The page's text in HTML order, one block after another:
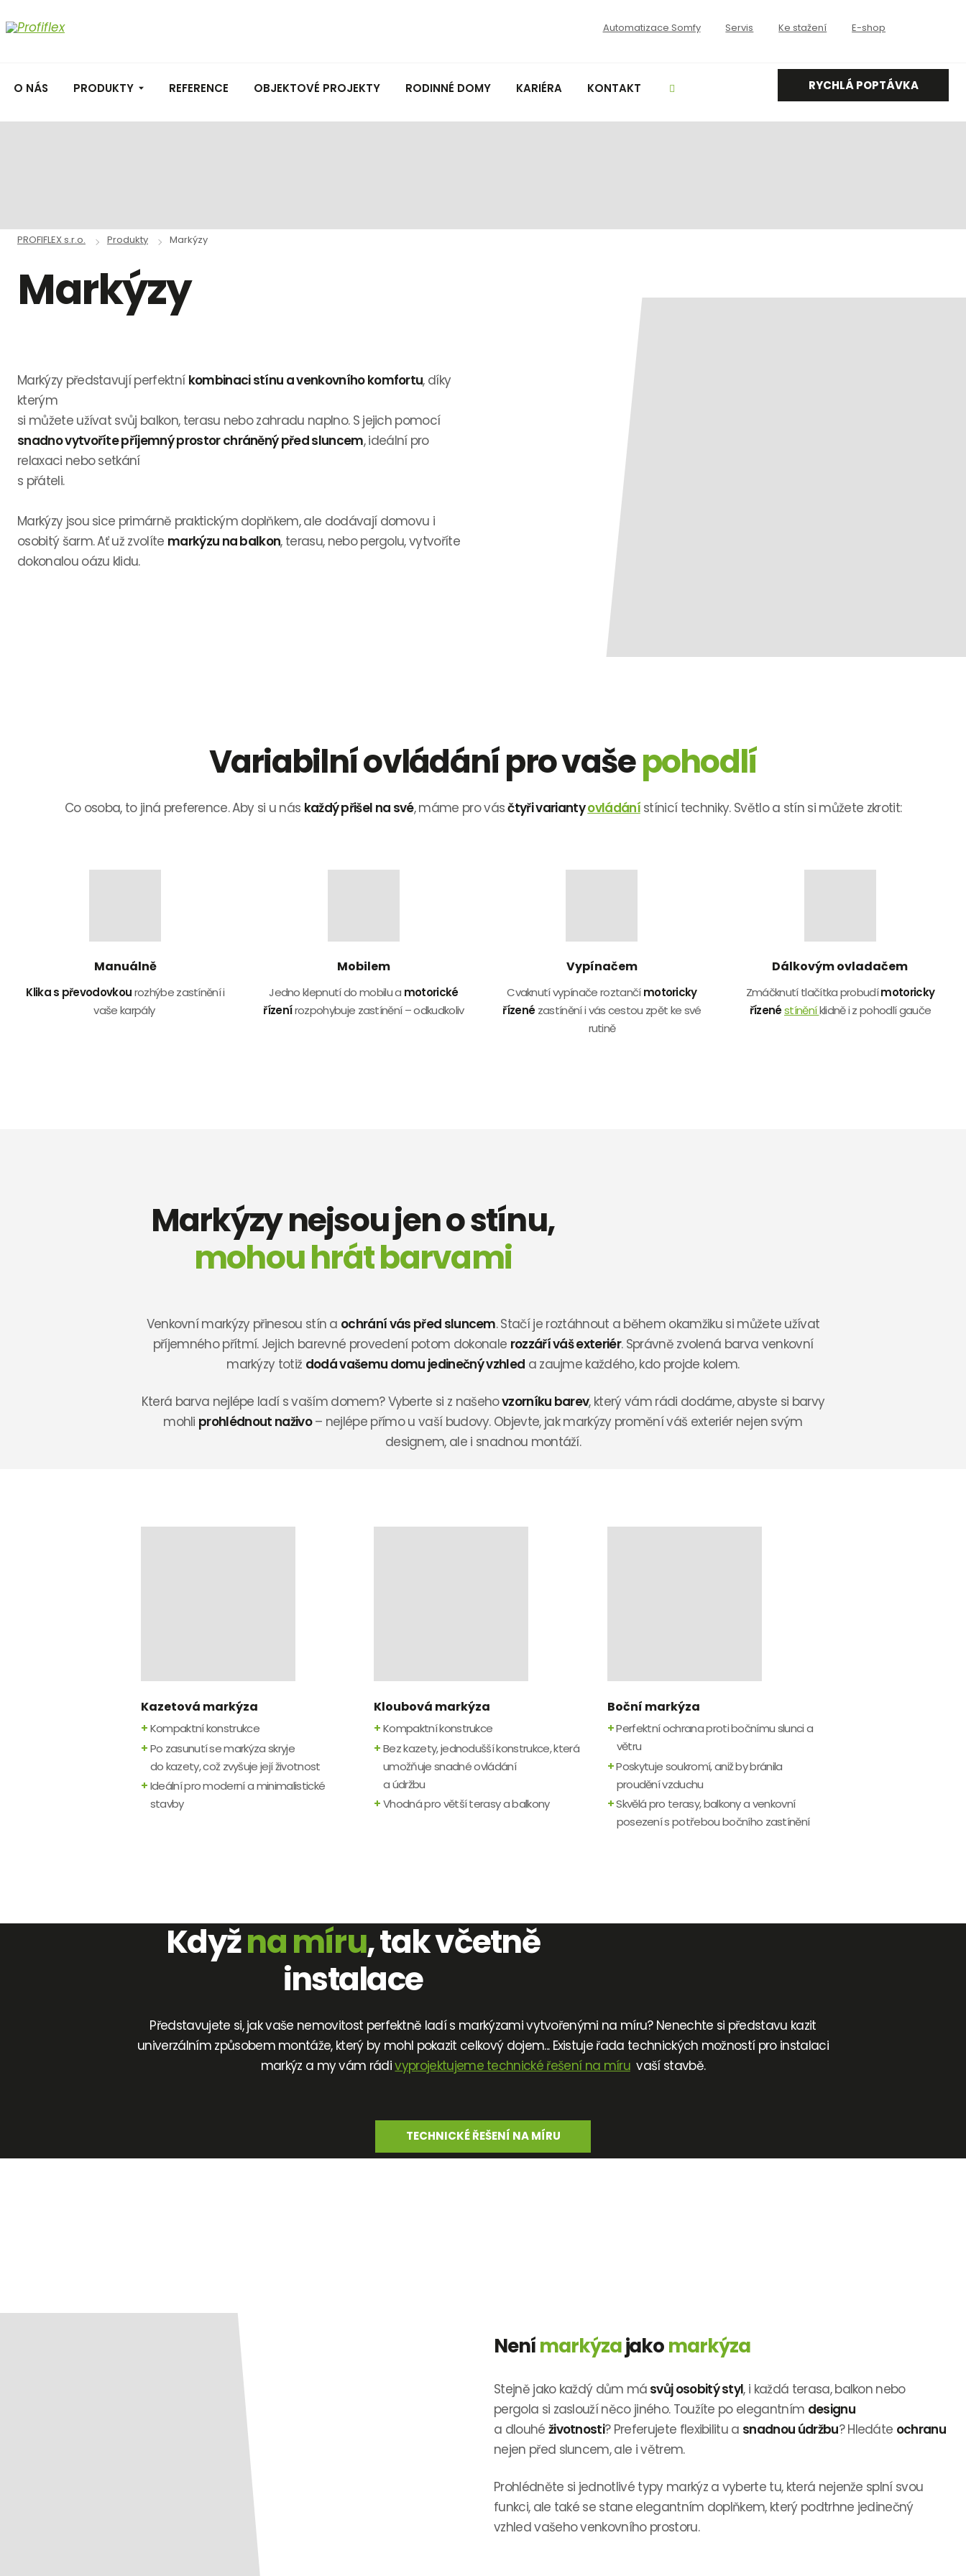
Automatizace Somfy Servis Ke stažení E-shop
O NÁS PRODUKTY REFERENCE OBJEKTOVÉ PROJEKTY RODINNÉ DOMY KARIÉRA KONTAKT Vyhledávání RYCHLÁ POPTÁVKA
PROFIFLEX s.r.o. Produkty Markýzy
Markýzy
Markýzy představují perfektní kombinaci stínu a venkovního komfortu, díky
kterým
si můžete užívat svůj balkon, terasu nebo zahradu naplno. S jejich pomocí
snadno vytvoříte příjemný prostor chráněný před sluncem, ideální pro
relaxaci nebo setkání
s přáteli.
Markýzy jsou sice primárně praktickým doplňkem, ale dodávají domovu i
osobitý šarm. Ať už zvolíte markýzu na balkon, terasu, nebo pergolu, vytvoříte
dokonalou oázu klidu.
Variabilní ovládání pro vašepohodlí
Co osoba, to jiná preference. Aby si u nás každý přišel na své, máme pro vásčtyři variantyovládánístínicí techniky. Světlo a stín si můžete zkrotit:
Manuálně
Klika s převodovkourozhýbe zastínění i
vaše karpály
Mobilem
Jedno klepnutí do mobilu a motorické
řízenírozpohybuje zastínění – odkudkoliv
Vypínačem
Cvaknutí vypínače roztančímotoricky
řízenézastínění i vás cestou zpět ke své
rutině
Dálkovým ovladačem
Zmáčknutí tlačítka probudímotoricky
řízenéstíněníklidně i z pohodlí gauče
Markýzy nejsou jen o stínu,
mohou hrát barvami
Venkovní markýzy přinesou stín a ochrání vás před sluncem. Stačí je roztáhnout a během okamžiku si můžete užívat
příjemného přítmí. Jejich barevné provedení potom dokonale rozzáří váš exteriér. Správně zvolená barva venkovní
markýzy totiž dodá vašemu domu jedinečný vzhled a zaujme každého, kdo projde kolem.
Která barva nejlépe ladí s vaším domem? Vyberte si z našehovzorníku barev, který vám rádi dodáme, abyste si barvy
mohli prohlédnout naživo– nejlépe přímo u vaší budovy. Objevte, jak markýzy promění váš exteriér nejen svým
designem, ale i snadnou montáží.
Kazetová markýza
+Kompaktní konstrukce
+Po zasunutí se markýza skryje
do kazety, což zvyšuje její životnost
+Ideální pro moderní a minimalistické
stavby
Kloubová markýza
+Kompaktní konstrukce
+Bez kazety, jednodušší konstrukce, která
umožňuje snadné ovládání
a údržbu
+Vhodná pro větší terasy a balkony
Boční markýza
+Perfektní ochrana proti bočnímu slunci a
větru
+Poskytuje soukromí, aniž by bránila
proudění vzduchu
+Skvělá pro terasy, balkony a venkovní
posezení s potřebou bočního zastínění
Kdyžna míru, tak včetně
instalace
Představujete si, jak vaše nemovitost perfektně ladí s markýzami vytvořenými na míru? Nenechte si představu kazit
univerzálním způsobem montáže, který by mohl pokazit celkový dojem... Existuje řada technických možností pro instalaci
markýz a my vám rádivyprojektujeme technické řešení na míruvaší stavbě.
TECHNICKÉ ŘEŠENÍ NA MÍRU
Nenímarkýzajakomarkýza
Stejně jako každý dům má svůj osobitý styl, i každá terasa, balkon nebo
pergola si zaslouží něco jiného. Toužíte po elegantním designu
a dlouhé životnosti? Preferujete flexibilitu a snadnou údržbu? Hledáte ochranu
nejen před sluncem, ale i větrem.
Prohlédněte si jednotlivé typy markýz a vyberte tu, která nejenže splní svou
funkci, ale také se stane elegantním doplňkem, který podtrhne jedinečný
vzhled vašeho venkovního prostoru.